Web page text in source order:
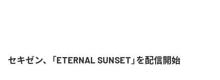
セキゼン、「ETERNAL SUNSET」を配信開始